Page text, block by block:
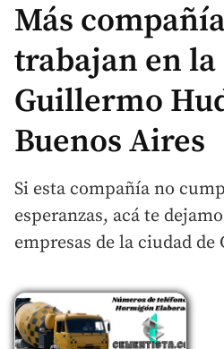
Más
trabajan en
Guillermo
Buenos Aires
Si esta compañía no
esperanzas, acá te
empresas de la ciudad